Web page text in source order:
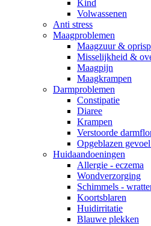
Kind
Volwassenen
Anti stress
Maagproblemen
Maagzuur &
Misselijkheid &
Maagpijn
Maagkrampen
Darmproblemen
Constipatie
Diaree
Krampen
Verstoorde
Opgeblazen
Huidaandoeningen
Allergie - eczema
Wondverzorging
Schimmels -
Koortsblaren
Huidirritatie
Blauwe plekken